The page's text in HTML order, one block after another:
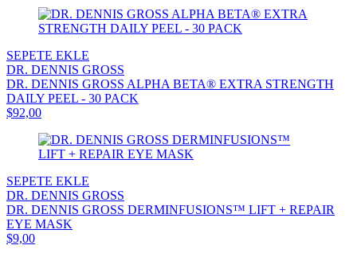
SEPETE EKLE
DR. DENNIS GROSS
DR. DENNIS GROSS ALPHA BETA® EXTRA STRENGTH
DAILY PEEL - 30 PACK
$92,00
SEPETE EKLE
DR. DENNIS GROSS
DR. DENNIS GROSS DERMINFUSIONS™ LIFT + REPAIR
EYE MASK
$9,00